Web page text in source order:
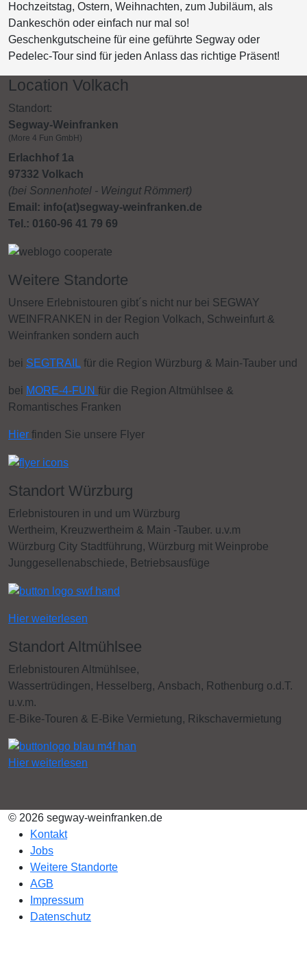
Hochzeitstag, Ostern, Weihnachten, zum Jubiläum, als
Dankeschön oder einfach nur mal so!
Geschenkgutscheine für eine geführte Segway oder
Pedelec-Tour sind für jeden Anlass das richtige Präsent!
Location Volkach
Standort:
Segway-Weinfranken
(More 4 Fun GmbH)
Erlachhof 1a
97332 Volkach
(bei Sonnenhotel - Weingut Römmert)
Email: info(at)segway-weinfranken.de
Tel.: 0160-96 41 79 69
Weitere Standorte
Unsere Erlebnistouren gibt´s nicht nur bei SEGWAY
WEINFRANKEN in der Region Volkach, Schweinfurt &
Weinfranken sondern auch
bei SEGTRAIL für die Region Würzburg & Main-Tauber und
bei MORE-4-FUN für die Region Altmühlsee &
Romantisches Franken
Hier finden Sie unsere Flyer
Standort Würzburg
Erlebnistouren in und um Würzburg
Wertheim, Kreuzwertheim & Main -Tauber. u.v.m
Würzburg City Stadtführung, Würzburg mit Weinprobe
Junggesellenabschiede, Betriebsausfüge
Hier weiterlesen
Standort Altmühlsee
Erlebnistouren Altmühlsee,
Wassertrüdingen, Hesselberg, Ansbach, Rothenburg o.d.T.
u.v.m.
E-Bike-Touren & E-Bike Vermietung, Rikschavermietung
Hier weiterlesen
© 2026 segway-weinfranken.de
Kontakt
Jobs
Weitere Standorte
AGB
Impressum
Datenschutz